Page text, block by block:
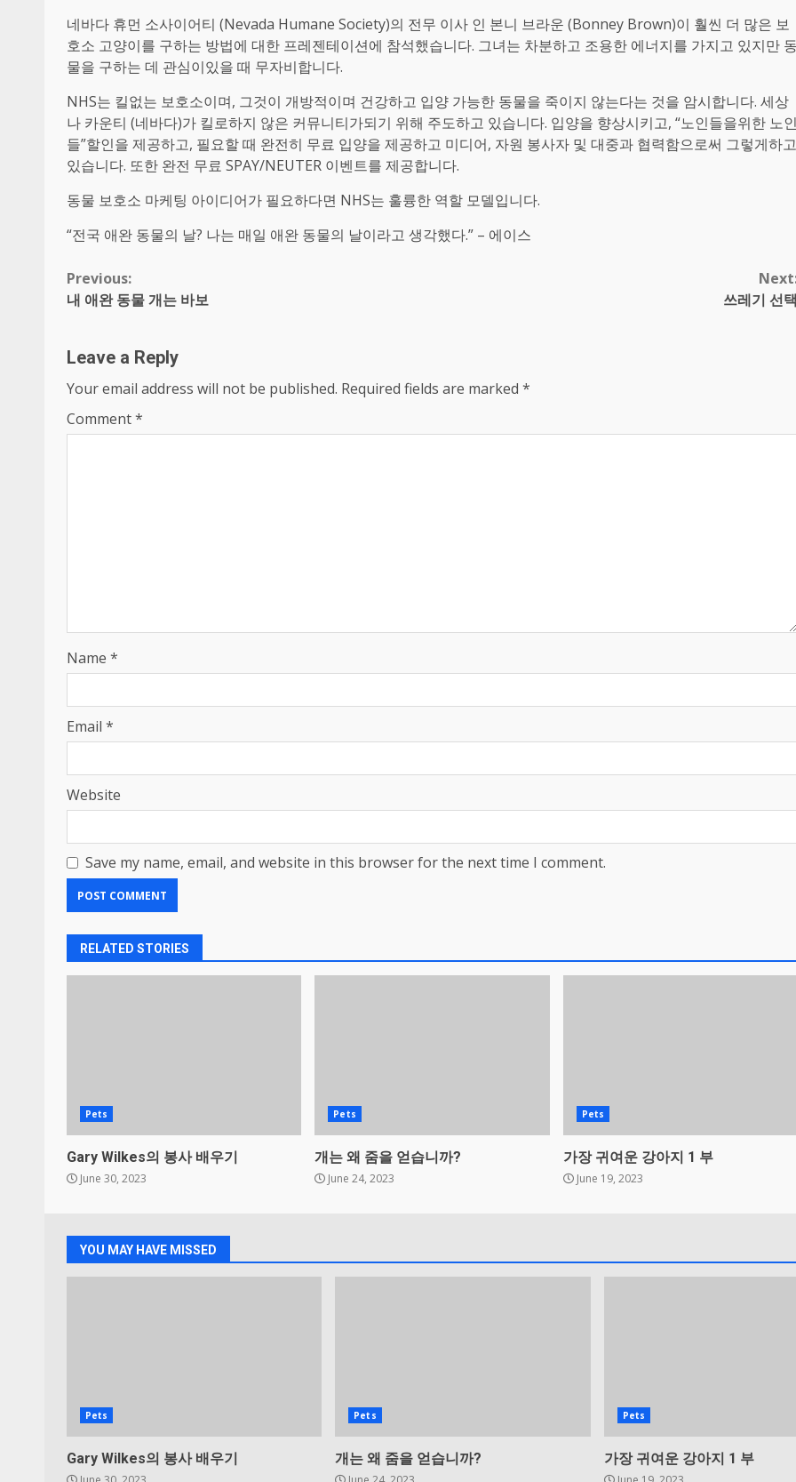
네바다 휴먼 소사이어티 (Nevada Humane Society)의 전무 이사 인 본니 브라운 (Bonney Brown)이 훨씬 더 많은 보
호소 고양이를 구하는 방법에 대한 프레젠테이션에 참석했습니다. 그녀는 차분하고 조용한 에너지를 가지고 있지만
물을 구하는 데 관심이있을 때 무자비합니다.
NHS는 킬없는 보호소이며, 그것이 개방적이며 건강하고 입양 가능한 동물을 죽이지 않는다는 것을 암시합니다. 세상
나 카운티 (네바다)가 킬로하지 않은 커뮤니티가되기 위해 주도하고 있습니다. 입양을 향상시키고, “노인들을위한 노
들”할인을 제공하고, 필요할 때 완전히 무료 입양을 제공하고 미디어, 자원 봉사자 및 대중과 협력함으로써 그렇게하고
있습니다. 또한 완전 무료 SPAY/NEUTER 이벤트를 제공합니다.
동물 보호소 마케팅 아이디어가 필요하다면 NHS는 훌륭한 역할 모델입니다.
“전국 애완 동물의 날? 나는 매일 애완 동물의 날이라고 생각했다.” – 에이스
Continue
Previous:
내 애완 동물 개는 바보
쓰레기 선
Leave a Reply
Your email address will not be published. Required fields are marked *
Comment*
Name *
Email *
Website
Save my name, email, and website in this browser for the next time I comment.
RELATED STORIES
Pets
Gary Wilkes의 봉사 배우기
June 30, 2023
Pets
개는 왜 줌을 얻습니까?
June 24, 2023
Pets
가장 귀여운 강아지 1 부
June 19, 2023
YOU MAY HAVE MISSED
Pets
Gary Wilkes의 봉사 배우기
Pets
개는 왜 줌을 얻습니까?
Pets
가장 귀여운 강아지 1 부